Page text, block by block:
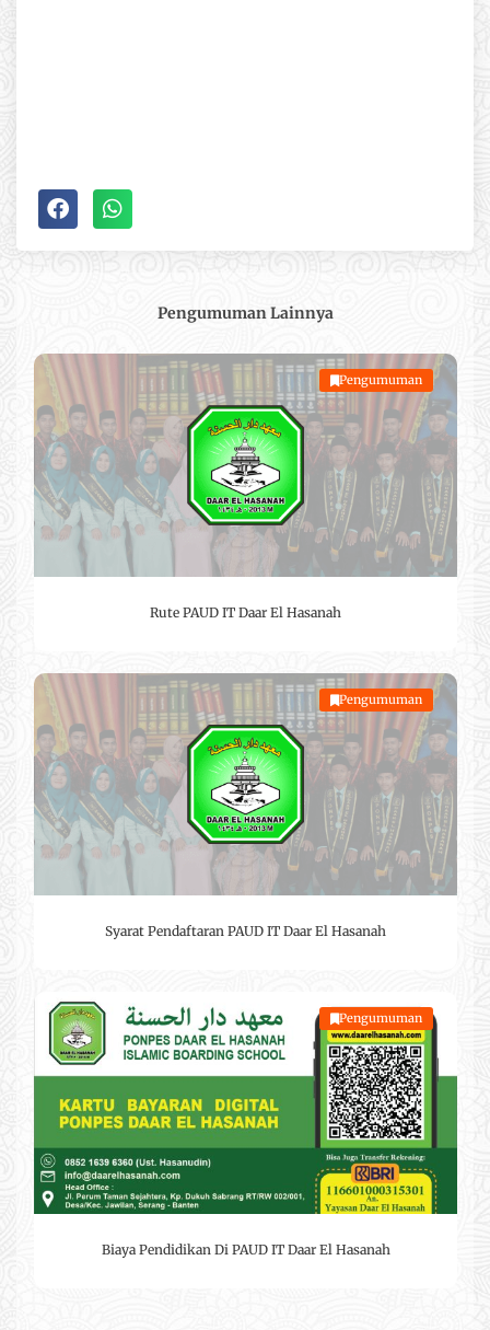
PengumumanLainnya
Pengumuman
Rute PAUD IT Daar El Hasanah
Pengumuman
Syarat Pendaftaran PAUD IT Daar El Hasanah
Pengumuman
Biaya Pendidikan Di PAUD IT Daar El Hasanah